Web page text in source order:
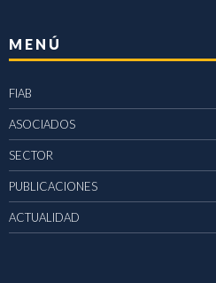
MENÚ
FIAB
ASOCIADOS
SECTOR
PUBLICACIONES
ACTUALIDAD